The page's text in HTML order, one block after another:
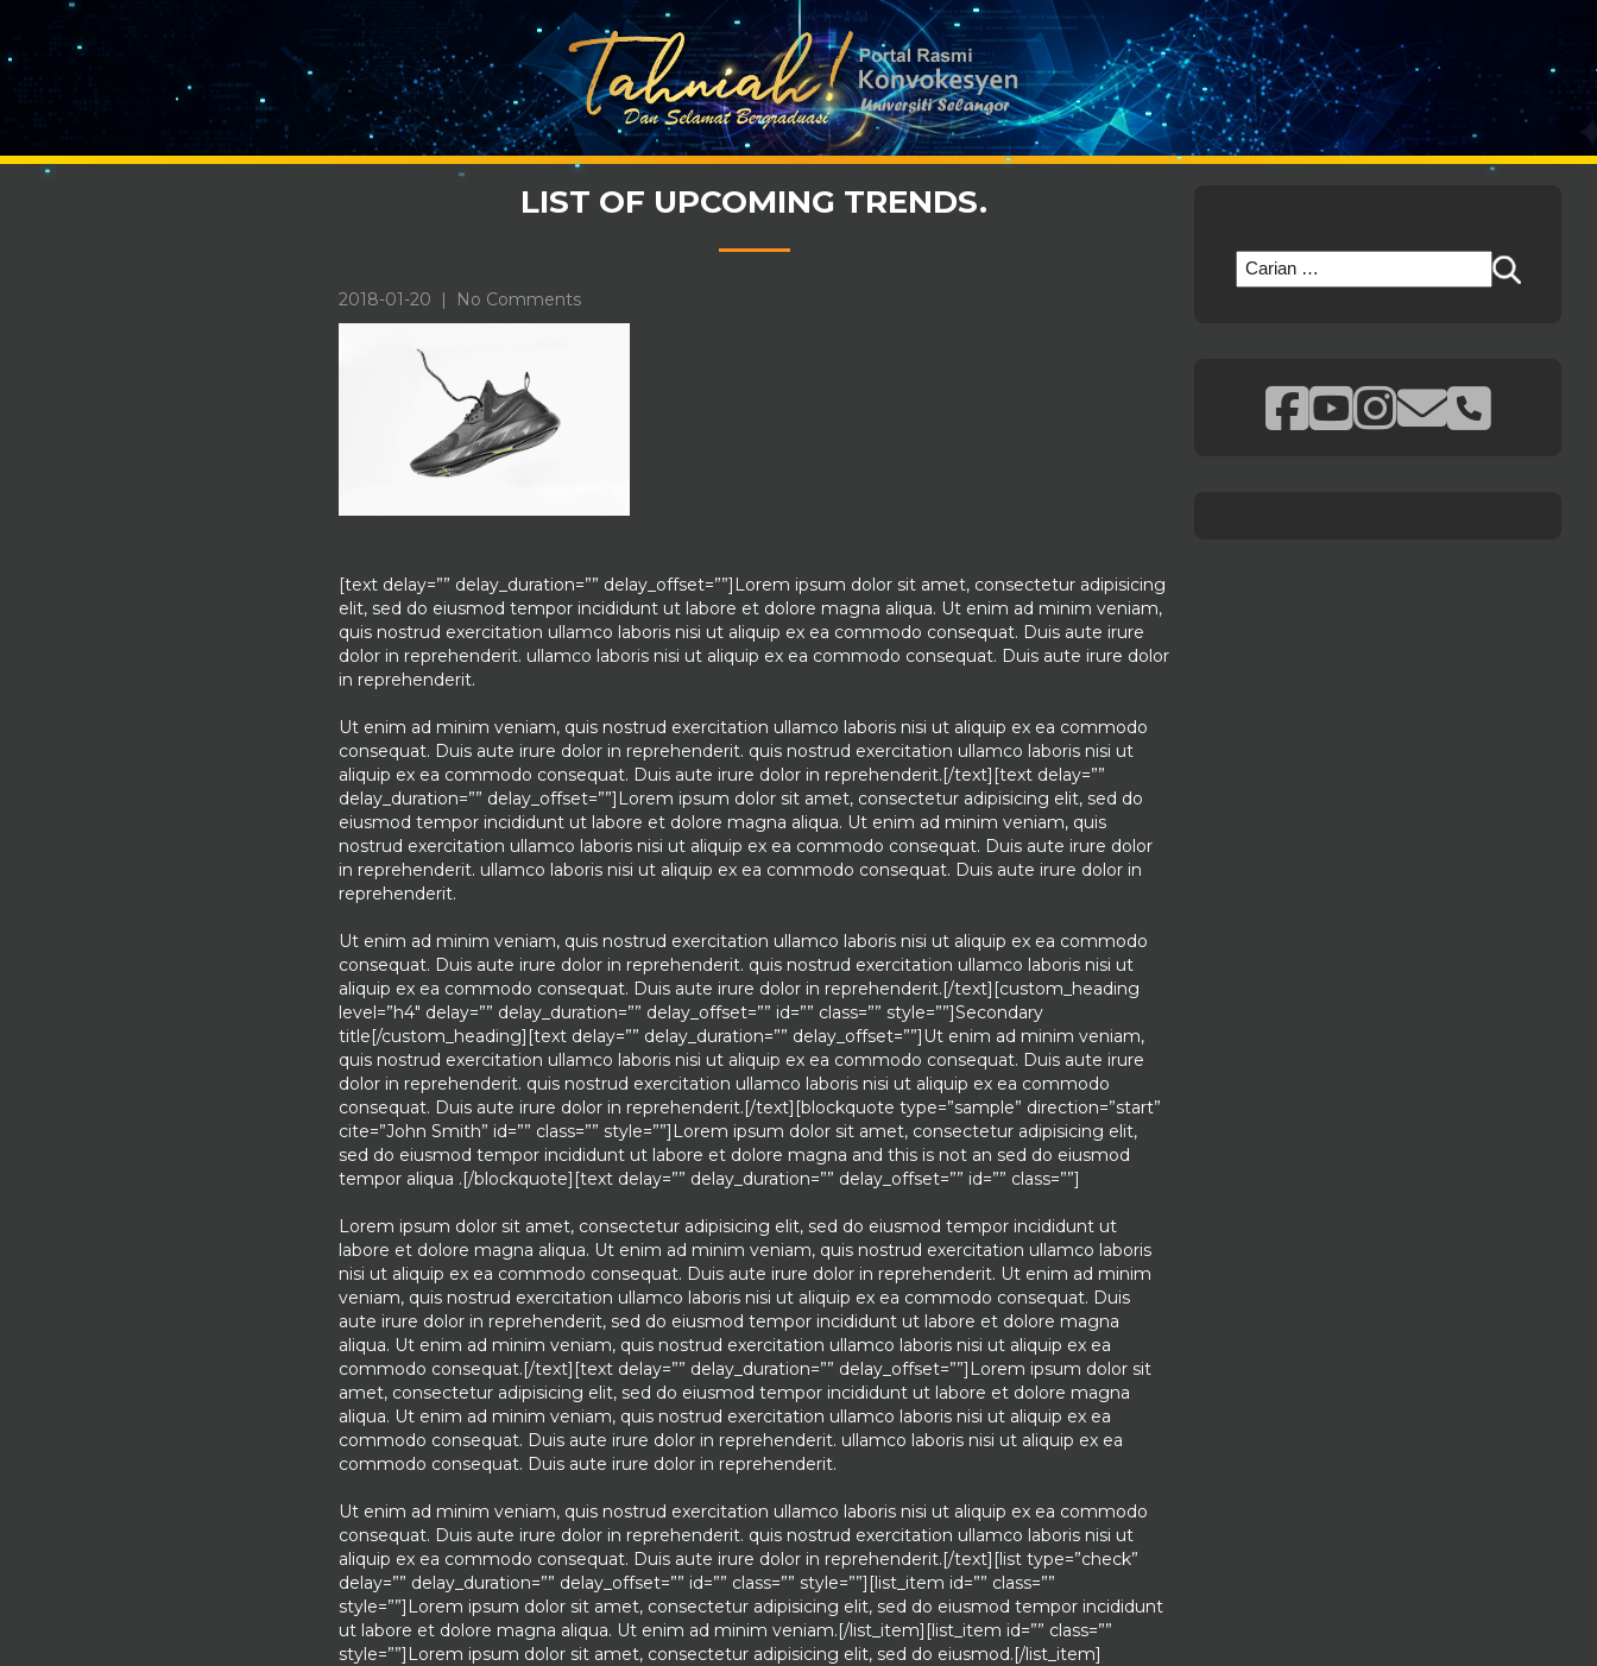
LIST OF UPCOMING TRENDS.
2018-01-20 | No Comments
[text delay=”” delay_duration=”” delay_offset=””]Lorem ipsum dolor sit amet, consectetur adipisicing
elit, sed do eiusmod tempor incididunt ut labore et dolore magna aliqua. Ut enim ad minim veniam,
quis nostrud exercitation ullamco laboris nisi ut aliquip ex ea commodo consequat. Duis aute irure
dolor in reprehenderit. ullamco laboris nisi ut aliquip ex ea commodo consequat. Duis aute irure dolor
in reprehenderit.
Ut enim ad minim veniam, quis nostrud exercitation ullamco laboris nisi ut aliquip ex ea commodo
consequat. Duis aute irure dolor in reprehenderit. quis nostrud exercitation ullamco laboris nisi ut
aliquip ex ea commodo consequat. Duis aute irure dolor in reprehenderit.[/text][text delay=””
delay_duration=”” delay_offset=””]Lorem ipsum dolor sit amet, consectetur adipisicing elit, sed do
eiusmod tempor incididunt ut labore et dolore magna aliqua. Ut enim ad minim veniam, quis
nostrud exercitation ullamco laboris nisi ut aliquip ex ea commodo consequat. Duis aute irure dolor
in reprehenderit. ullamco laboris nisi ut aliquip ex ea commodo consequat. Duis aute irure dolor in
reprehenderit.
Ut enim ad minim veniam, quis nostrud exercitation ullamco laboris nisi ut aliquip ex ea commodo
consequat. Duis aute irure dolor in reprehenderit. quis nostrud exercitation ullamco laboris nisi ut
aliquip ex ea commodo consequat. Duis aute irure dolor in reprehenderit.[/text][custom_heading
level=”h4″ delay=”” delay_duration=”” delay_offset=”” id=”” class=”” style=””]Secondary
title[/custom_heading][text delay=”” delay_duration=”” delay_offset=””]Ut enim ad minim veniam,
quis nostrud exercitation ullamco laboris nisi ut aliquip ex ea commodo consequat. Duis aute irure
dolor in reprehenderit. quis nostrud exercitation ullamco laboris nisi ut aliquip ex ea commodo
consequat. Duis aute irure dolor in reprehenderit.[/text][blockquote type=”sample” direction=”start”
cite=”John Smith” id=”” class=”” style=””]Lorem ipsum dolor sit amet, consectetur adipisicing elit,
sed do eiusmod tempor incididunt ut labore et dolore magna and this is not an sed do eiusmod
tempor aliqua .[/blockquote][text delay=”” delay_duration=”” delay_offset=”” id=”” class=””]
Lorem ipsum dolor sit amet, consectetur adipisicing elit, sed do eiusmod tempor incididunt ut
labore et dolore magna aliqua. Ut enim ad minim veniam, quis nostrud exercitation ullamco laboris
nisi ut aliquip ex ea commodo consequat. Duis aute irure dolor in reprehenderit. Ut enim ad minim
veniam, quis nostrud exercitation ullamco laboris nisi ut aliquip ex ea commodo consequat. Duis
aute irure dolor in reprehenderit, sed do eiusmod tempor incididunt ut labore et dolore magna
aliqua. Ut enim ad minim veniam, quis nostrud exercitation ullamco laboris nisi ut aliquip ex ea
commodo consequat.[/text][text delay=”” delay_duration=”” delay_offset=””]Lorem ipsum dolor sit
amet, consectetur adipisicing elit, sed do eiusmod tempor incididunt ut labore et dolore magna
aliqua. Ut enim ad minim veniam, quis nostrud exercitation ullamco laboris nisi ut aliquip ex ea
commodo consequat. Duis aute irure dolor in reprehenderit. ullamco laboris nisi ut aliquip ex ea
commodo consequat. Duis aute irure dolor in reprehenderit.
Ut enim ad minim veniam, quis nostrud exercitation ullamco laboris nisi ut aliquip ex ea commodo
consequat. Duis aute irure dolor in reprehenderit. quis nostrud exercitation ullamco laboris nisi ut
aliquip ex ea commodo consequat. Duis aute irure dolor in reprehenderit.[/text][list type=”check”
delay=”” delay_duration=”” delay_offset=”” id=”” class=”” style=””][list_item id=”” class=””
style=””]Lorem ipsum dolor sit amet, consectetur adipisicing elit, sed do eiusmod tempor incididunt
ut labore et dolore magna aliqua. Ut enim ad minim veniam.[/list_item][list_item id=”” class=””
style=””]Lorem ipsum dolor sit amet, consectetur adipisicing elit, sed do eiusmod.[/list_item]